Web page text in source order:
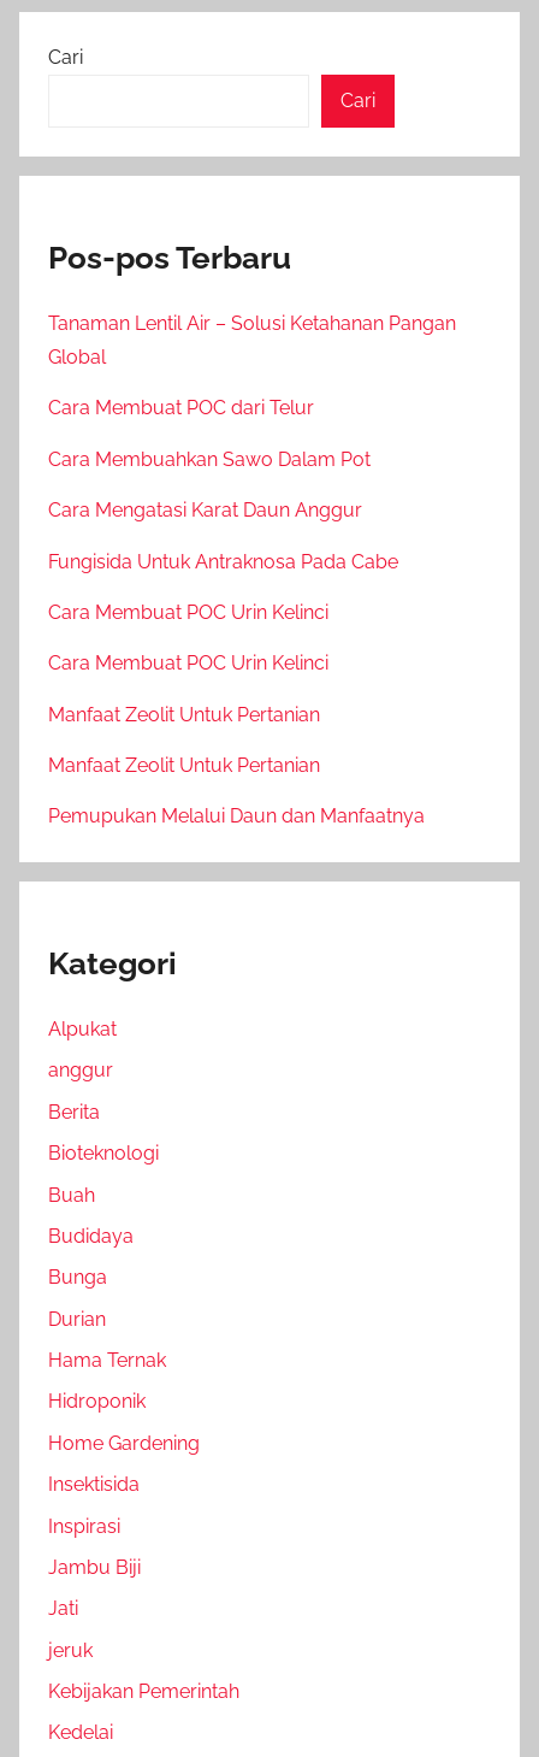
Cari
Cari
Pos-pos Terbaru
Tanaman Lentil Air – Solusi Ketahanan Pangan
Global
Cara Membuat POC dari Telur
Cara Membuahkan Sawo Dalam Pot
Cara Mengatasi Karat Daun Anggur
Fungisida Untuk Antraknosa Pada Cabe
Cara Membuat POC Urin Kelinci
Cara Membuat POC Urin Kelinci
Manfaat Zeolit Untuk Pertanian
Manfaat Zeolit Untuk Pertanian
Pemupukan Melalui Daun dan Manfaatnya
Kategori
Alpukat
anggur
Berita
Bioteknologi
Buah
Budidaya
Bunga
Durian
Hama Ternak
Hidroponik
Home Gardening
Insektisida
Inspirasi
Jambu Biji
Jati
jeruk
Kebijakan Pemerintah
Kedelai